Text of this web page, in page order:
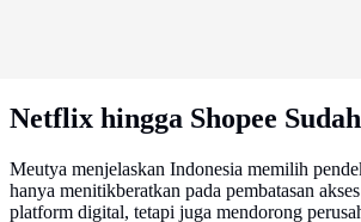
Netflix hingga Shopee
Meutya menjelaskan Indonesia memilih
hanya menitikberatkan pada pembatasan
platform digital, tetapi juga mendorong